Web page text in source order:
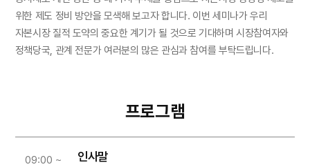
위한 제도 정비 방안을 모색해 보고자 합니다. 이번 세미나가 우리
자본시장 질적 도약의 중요한 계기가 될 것으로 기대하며 시장참여자와
정책당국, 관계 전문가 여러분의 많은 관심과 참여를 부탁드립니다.
프로그램
09:00 ~
인사말